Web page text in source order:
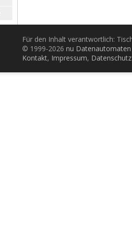
Für den Inhalt verantwortlich:
© 1999-2026 nu
Kontakt, Impressum, Datenschutz